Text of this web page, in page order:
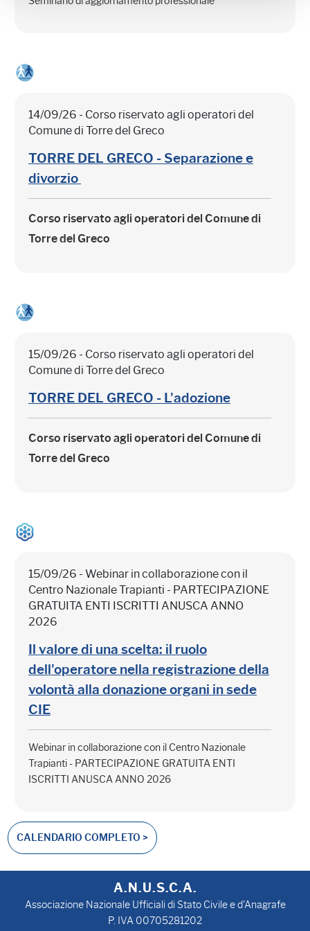
14/09/26 - Corso riservato agli operatori del
Comune di Torre del Greco
TORRE DEL GRECO - Separazione e
divorzio
Corso riservato agli operatori del Comune di
Torre del Greco
15/09/26 - Corso riservato agli operatori del
Comune di Torre del Greco
TORRE DEL GRECO - L'adozione
Corso riservato agli operatori del Comune di
Torre del Greco
15/09/26 - Webinar in collaborazione con il
Centro Nazionale Trapianti - PARTECIPAZIONE
GRATUITA ENTI ISCRITTI ANUSCA ANNO
2026
Il valore di una scelta: il ruolo
dell'operatore nella registrazione della
volontà alla donazione organi in sede
CIE
Webinar in collaborazione con il Centro Nazionale
Trapianti - PARTECIPAZIONE GRATUITA ENTI
ISCRITTI ANUSCA ANNO 2026
CALENDARIO COMPLETO >
A.N.U.S.C.A.
Associazione Nazionale Ufficiali di Stato Civile e d'Anagrafe
P. IVA 00705281202